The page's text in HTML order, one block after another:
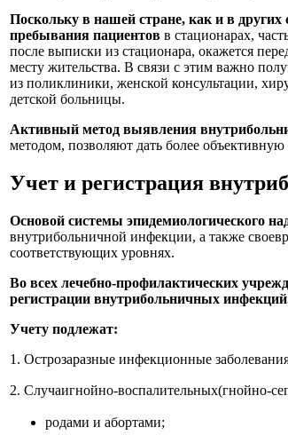
Поскольку в нашей стране, как и в других
пребывания пациентов в стационарах,
после выписки из стационара, окажется
месту жительства. В связи с этим важно
из поликлиники, женской консультации,
детской больницы.
Активный метод выявления
методом, позволяют дать более
Учет и регистрация
Основой системы эпидемиологического
внутрибольничной инфекции, а также
соответствующих уровнях.
Во всех лечебно-профилактических
регистрации внутрибольничных
Учету подлежат:
1. Острозаразные инфекционные
2. Случаигнойно-воспалительных(гнойно-
родами и абортами;